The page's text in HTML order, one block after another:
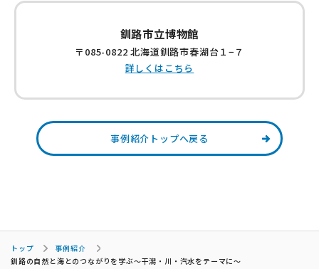
釧路市立博物館
〒085-0822 北海道釧路市春湖台１−７
詳しくはこちら
事例紹介トップへ戻る
トップ
事例紹介
釧路の自然と海とのつながりを学ぶ〜干潟・川・汽水をテーマに〜